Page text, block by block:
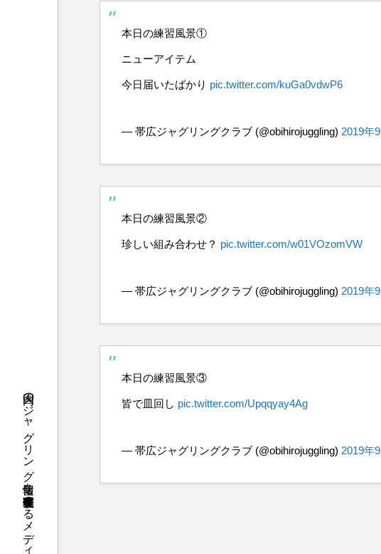
国内のジャグリング情報を収集・整理・発信するメディア
本日の練習風景①
ニューアイテム
今日届いたばかり pic.twitter.com/kuGa0vdwP6
— 帯広ジャグリングクラブ (@obihirojuggling) 2019年
本日の練習風景②
珍しい組み合わせ？ pic.twitter.com/w01VOzomVW
— 帯広ジャグリングクラブ (@obihirojuggling) 2019年
本日の練習風景③
皆で皿回し pic.twitter.com/Upqqyay4Ag
— 帯広ジャグリングクラブ (@obihirojuggling) 2019年